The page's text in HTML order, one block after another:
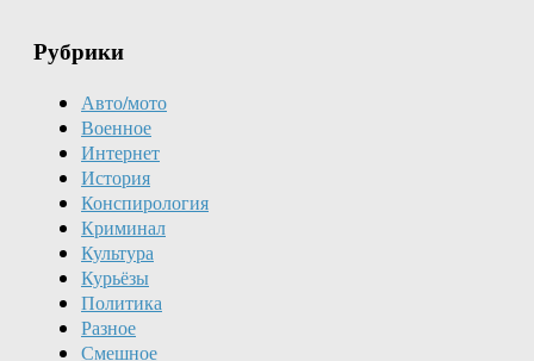
Рубрики
Авто/мото
Военное
Интернет
История
Конспирология
Криминал
Культура
Курьёзы
Политика
Разное
Смешное